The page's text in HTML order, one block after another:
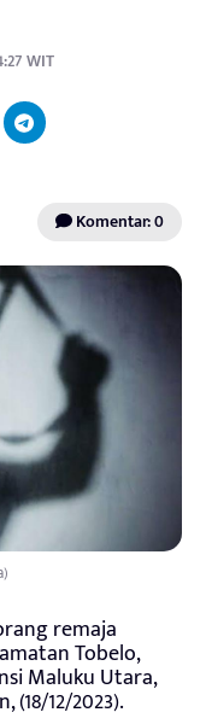
WIT
Komentar: 0
remaja
Tobelo,
Maluku Utara,
12/2023).